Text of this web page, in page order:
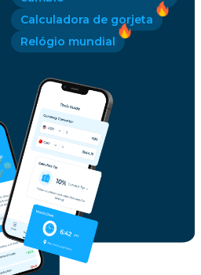
Calculadora de gorjeta
Relógio mundial